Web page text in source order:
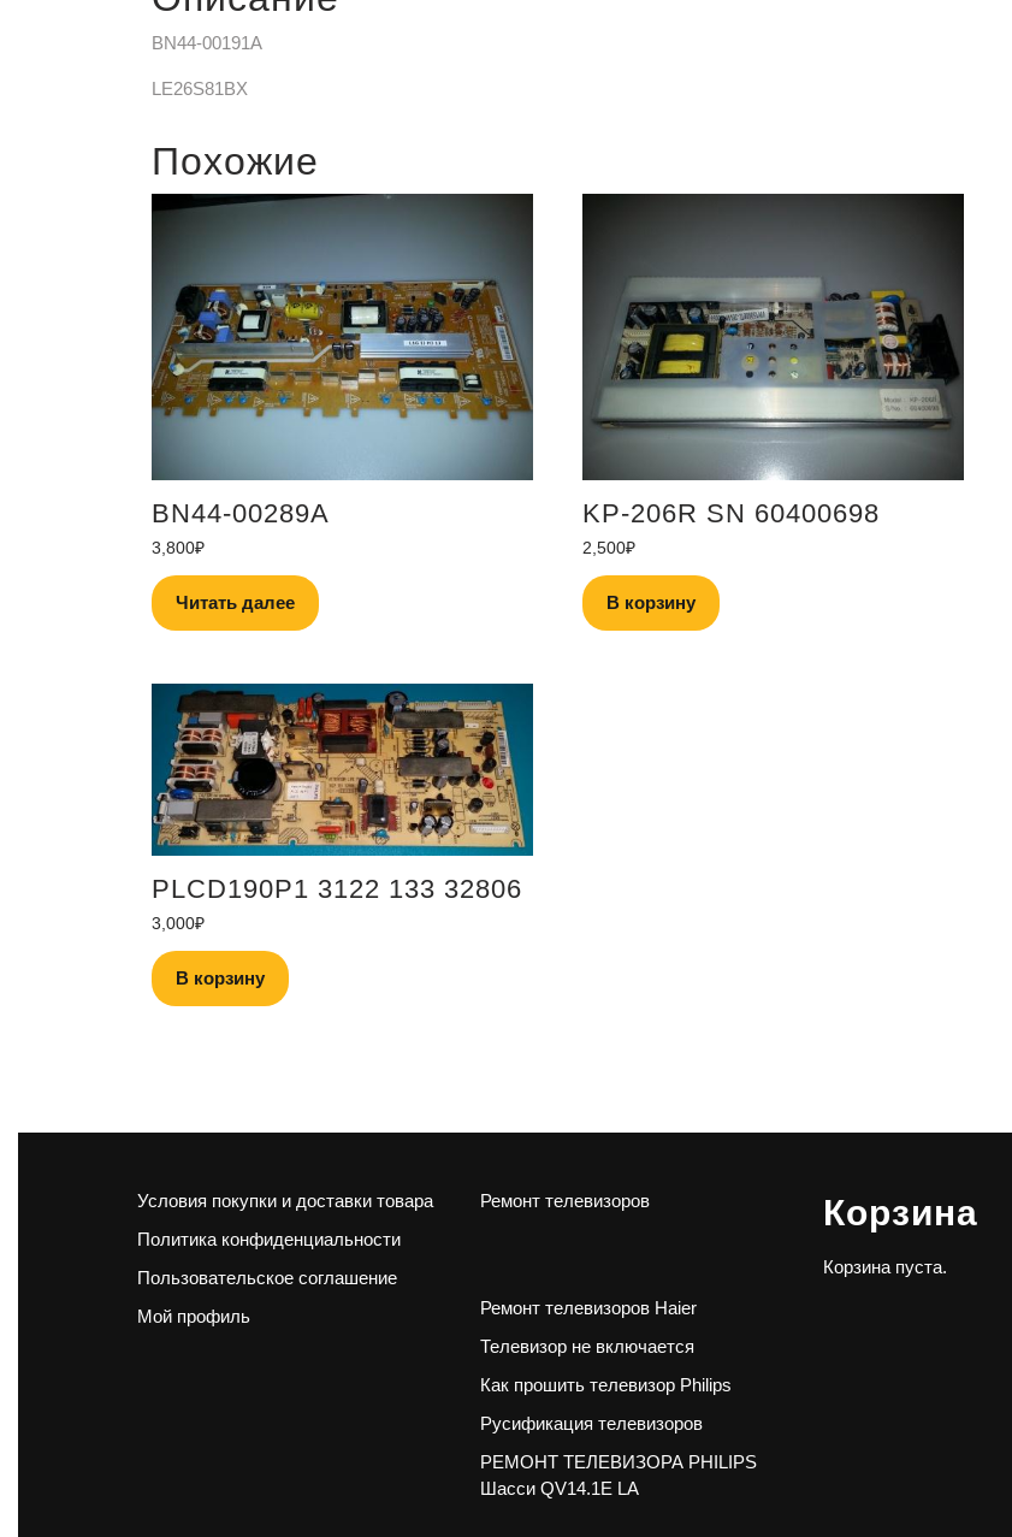
BN44-00191A
LE26S81BX
Похожие
BN44-00289A
3,800₽
Читать далее
KP-206R SN 60400698
2,500₽
В корзину
PLCD190P1 3122 133 32806
3,000₽
В корзину
Условия покупки и доставки товара
Политика конфиденциальности
Пользовательское соглашение
Мой профиль
Ремонт телевизоров
Ремонт телевизоров Haier
Телевизор не включается
Как прошить телевизор Philips
Русификация телевизоров
РЕМОНТ ТЕЛЕВИЗОРА PHILIPS
Шасси QV14.1E LA
Корзина
Корзина пуста.